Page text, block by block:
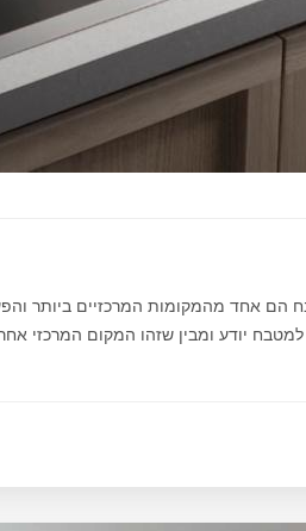
הם אחד מהמקומות המרכזיים ביותר
יודע ומבין שזהו המקום המרכזי